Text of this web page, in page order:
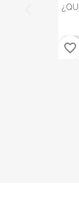
favorite_border